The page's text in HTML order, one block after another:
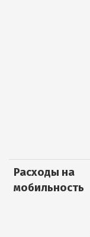
Расходы на
мобильность